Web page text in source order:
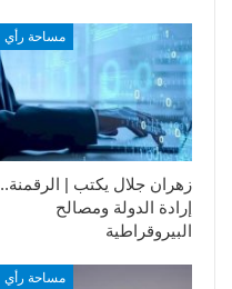
مساحة رأي
زهران جلال يكتب | الرقمنة..
إرادة الدولة ومصالح
البيروقراطية
مساحة رأي